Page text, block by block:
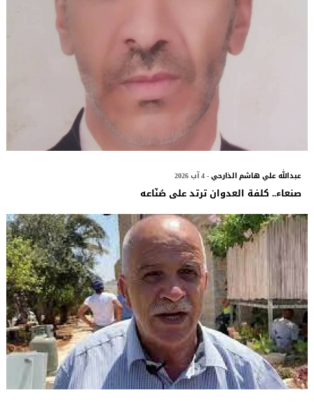
عبدالله علي هاشم الذارحي- 4 آب 2026
صنعاء.. كلفة العدوان ترتد على صُنّاعه